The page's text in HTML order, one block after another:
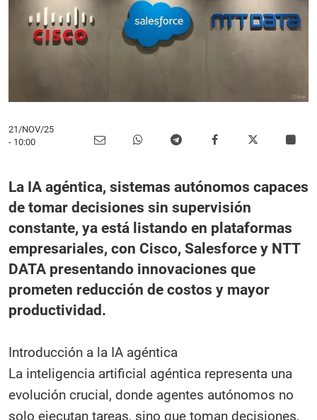
21/NOV/25
- 10:00
La IA agéntica, sistemas autónomos capaces
de tomar decisiones sin supervisión
constante, ya está listando en plataformas
empresariales, con Cisco, Salesforce y NTT
DATA presentando innovaciones que
prometen reducción de costos y mayor
productividad.
Introducción a la IA agéntica
La inteligencia artificial agéntica representa una
evolución crucial, donde agentes autónomos no
solo ejecutan tareas, sino que toman decisiones,